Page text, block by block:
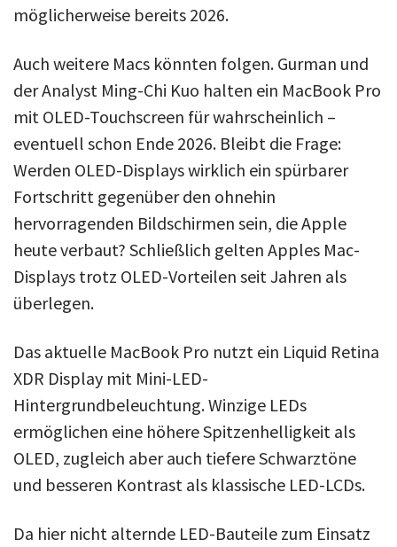
möglicherweise bereits 2026.
Auch weitere Macs könnten folgen. Gurman und
der Analyst Ming-Chi Kuo halten ein MacBook Pro
mit OLED-Touchscreen für wahrscheinlich –
eventuell schon Ende 2026. Bleibt die Frage:
Werden OLED-Displays wirklich ein spürbarer
Fortschritt gegenüber den ohnehin
hervorragenden Bildschirmen sein, die Apple
heute verbaut? Schließlich gelten Apples Mac-
Displays trotz OLED-Vorteilen seit Jahren als
überlegen.
Das aktuelle MacBook Pro nutzt ein Liquid Retina
XDR Display mit Mini-LED-
Hintergrundbeleuchtung. Winzige LEDs
ermöglichen eine höhere Spitzenhelligkeit als
OLED, zugleich aber auch tiefere Schwarztöne
und besseren Kontrast als klassische LED-LCDs.
Da hier nicht alternde LED-Bauteile zum Einsatz